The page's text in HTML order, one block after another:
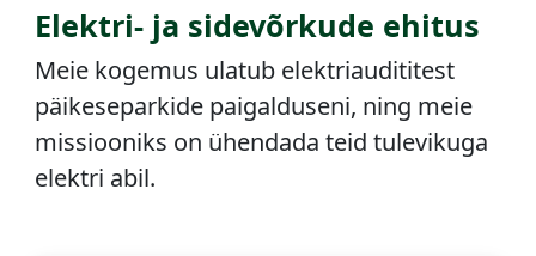
Elektri- ja sidevõrkude ehitus
Meie kogemus ulatub elektriaudititest
päikeseparkide paigalduseni, ning meie
missiooniks on ühendada teid tulevikuga
elektri abil.